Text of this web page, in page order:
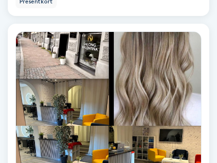
Babylights
Balayage
Bambumassage
Barber
Barnklippning